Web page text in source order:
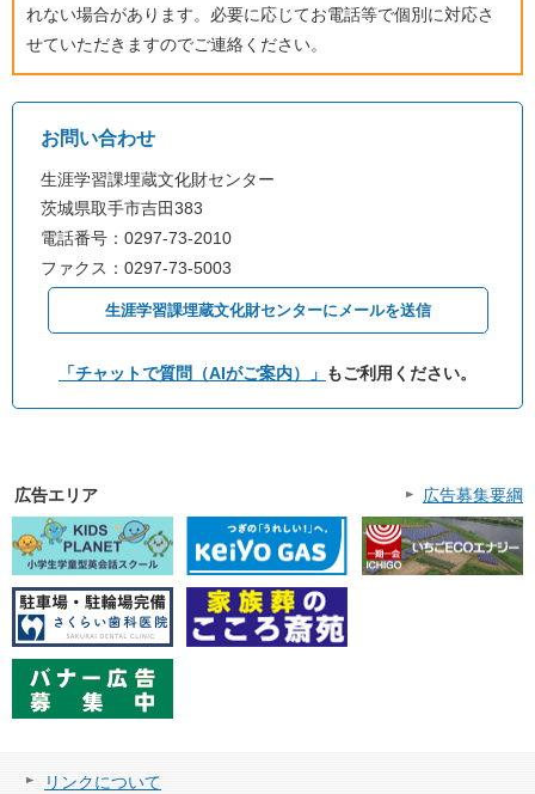
れない場合があります。必要に応じてお電話等で個別に対応さ
せていただきますのでご連絡ください。
お問い合わせ
生涯学習課埋蔵文化財センター
茨城県取手市吉田383
電話番号：0297-73-2010
ファクス：0297-73-5003
生涯学習課埋蔵文化財センターにメールを送信
「チャットで質問（AIがご案内）」 もご利用ください。
広告エリア 広告募集要綱
リンクについて